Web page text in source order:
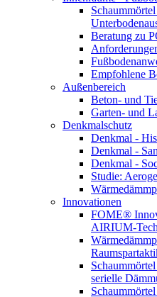
Beratung zu
Empfohlene
Außenbereich
Beton- und
Garten- und
Denkmalschutz
Denkmal -
Denkmal -
Denkmal -
Studie:
Innovationen
FOME®
AIRIUM-
serielle